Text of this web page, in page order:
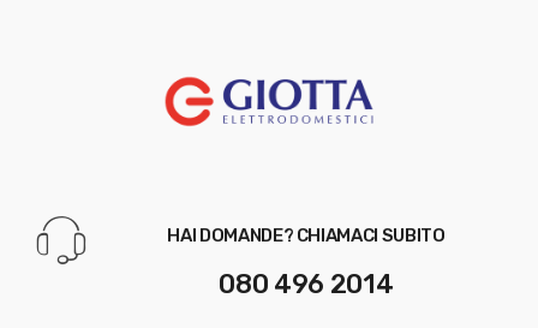
HAI DOMANDE? CHIAMACI SUBITO
080 496 2014